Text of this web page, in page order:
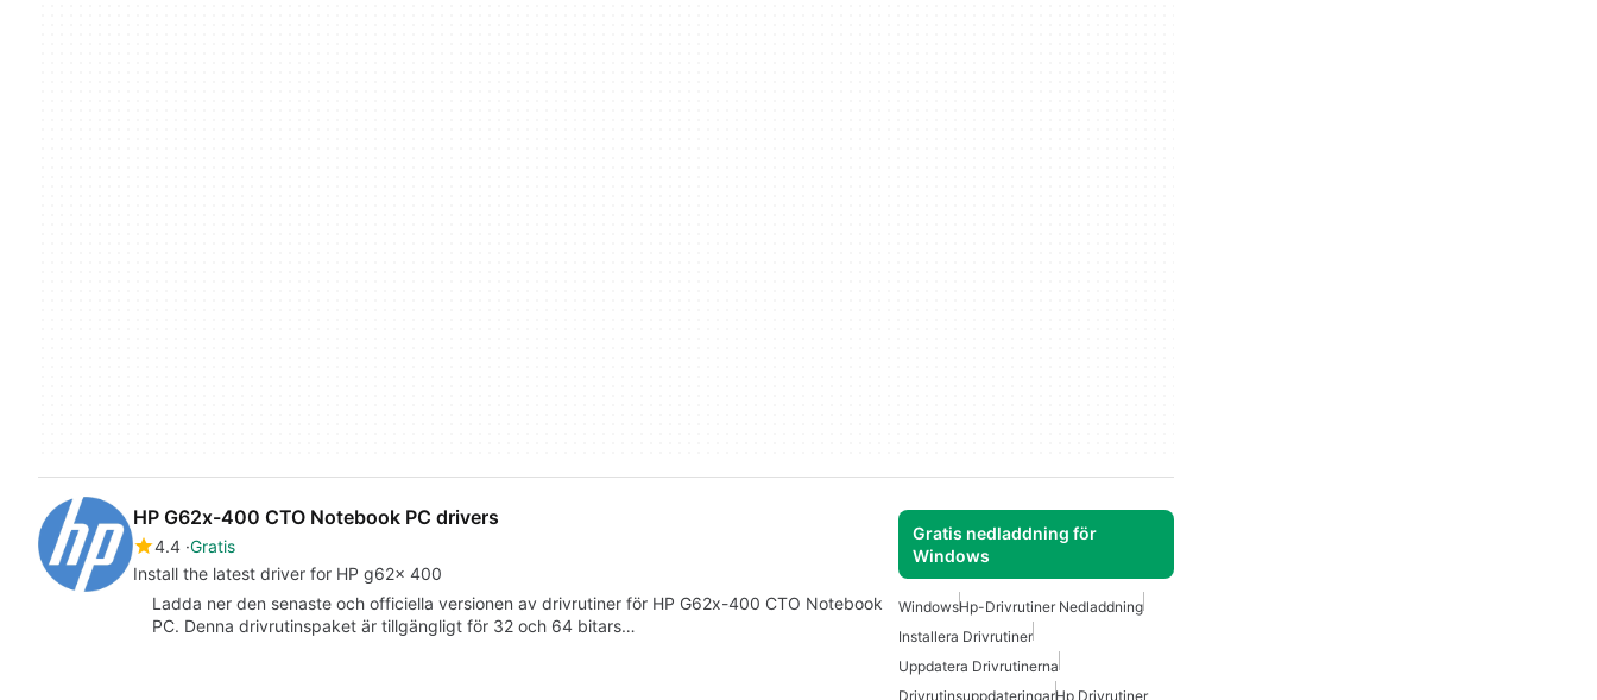
HP G62x-400 CTO Notebook PC drivers
4.4 Gratis
Install the latest driver for HP g62x 400
Gratis nedladdning för
Windows
Ladda ner den senaste och officiella versionen av drivrutiner för HP G62x-400 CTO Notebook
PC. Denna drivrutinspaket är tillgängligt för 32 och 64 bitars…
WindowsHp-Drivrutiner Nedladdning
Installera Drivrutiner
Uppdatera Drivrutinerna
DrivrutinsuppdateringarHp Drivrutiner